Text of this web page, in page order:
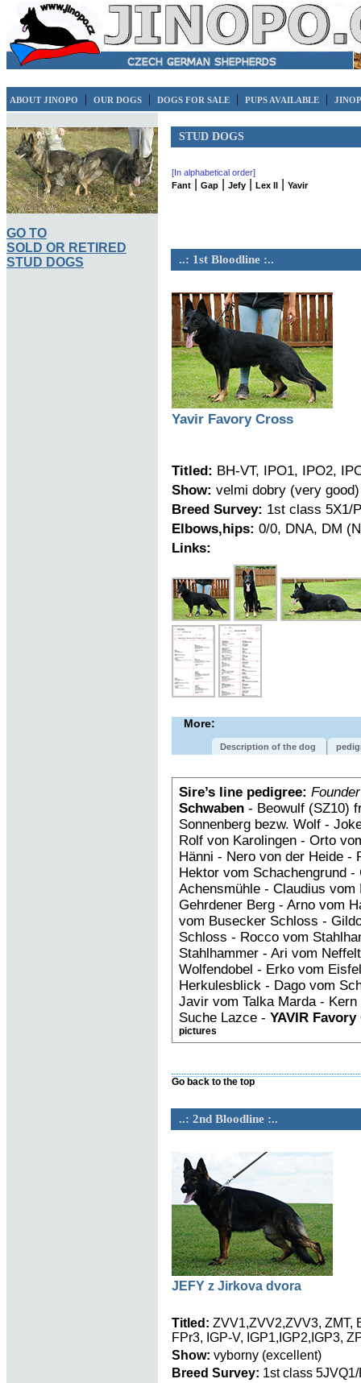
ABOUT JINOPO | OUR DOGS | DOGS FOR SALE | PUPS AVAILABLE |
GO TO
SOLD OR RETIRED
STUD DOGS
STUD DOGS
[In alphabetical order]
Fant
Gap Jefy Lex II Yavir
..: 1st Bloodline :..
Yavir Favory Cross
Titled: BH-VT, IPO1, IPO2,
Show: velmi dobry (very good)
Breed Survey: 1st class 5X1/
Elbows,hips: 0/0, DNA, DM
Links:
More:
Description of the dog
Sire’s line pedigree: Founder
Schwaben - Beowulf (SZ10)
Sonnenberg bezw. Wolf -
Rolf von Karolingen - Orto
Hänni - Nero von der Heide -
Hektor vom Schachengrund -
Achensmühle - Claudius vom
Gehrdener Berg - Arno vom
vom Busecker Schloss -
Schloss - Rocco vom
Stahlhammer - Ari vom
Wolfendobel - Erko vom
Herkulesblick - Dago vom
Javir vom Talka Marda -
Suche Lazce - YAVIR
pictures
Go back to the top
..: 2nd Bloodline :..
JEFY z Jirkova dvora
Titled: ZVV1,ZVV2,ZVV3, ZMT,
FPr3, IGP-V, IGP1,IGP2,IGP3,
Show: vyborny (excellent)
Breed Survey: 1st class